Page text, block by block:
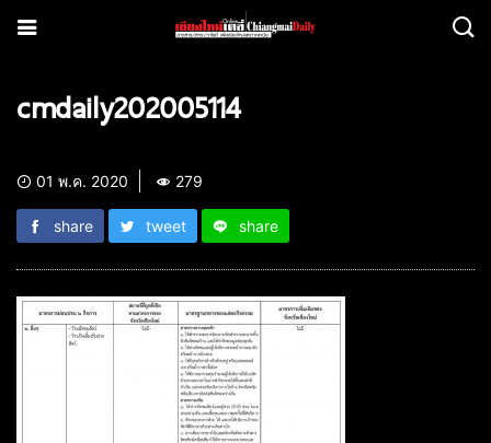
cmdaily202005114
01 พ.ค. 2020 279
share tweet share